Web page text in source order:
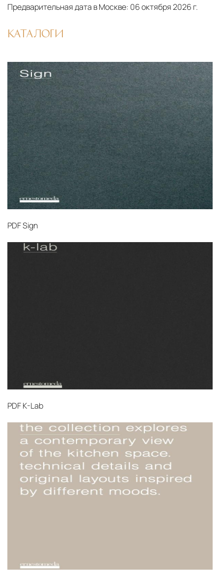
Предварительная дата в Москве: 06 октября 2026 г.
КАТАЛОГИ
PDFSign
PDFK-Lab